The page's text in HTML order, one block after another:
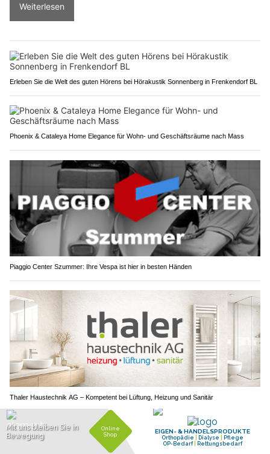
Weiterlesen
Erleben Sie die Welt des guten Hörens bei Hörakustik Sonnenberg in Frenkendorf BL
Phoenix & Cataleya Home Elegance für Wohn- und Geschäftsräume nach Mass
Piaggio Center Szummer: Ihre Vespa ist hier in besten Händen
Thaler Haustechnik AG – Kompetent bei Lüftung, Heizung und Sanitär
Attiswil BE: Schlägerei nach Verkehrsunfall –
Polizei stellt Messer &amp; Baseballschläger